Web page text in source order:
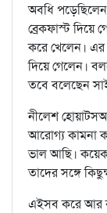
অবধি
ব্রেকফাস্ট দিয়ে
করে খেলেন। এর
দিয়ে গেলেন।
তবে বলেছেন
নীলেশ
আরোগ্য কামনা
ভাল আছি।
তাদের সঙ্গে
এইসব করে আর